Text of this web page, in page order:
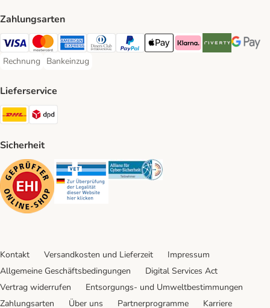
Zahlungsarten
Visa Payment Method
Mastercard Payment Method
American Express Payment Method
Diners Club Payment Method
PayPal Payment Method
Apple Pay Payment Method
Klarna Payment Method
Riverty Payment
Google
Rechnung
Rechnung Payment Method
Bankeinzug
Bankeinzug Payment Method
Lieferservice
DHL Shipping Method
Sicherheit
Security Security Security
Kontakt Versandkosten und Lieferzeit
Impressum
Allgemeine Geschäftsbedingungen
Digital Services Act
Vertrag widerrufen
Entsorgungs- und Umweltbestimmungen
Zahlungsarten
Über uns Partnerprogramme Karriere